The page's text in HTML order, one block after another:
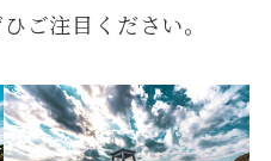
ご注目ください。